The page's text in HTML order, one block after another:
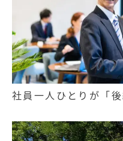
社員一人ひとりが「